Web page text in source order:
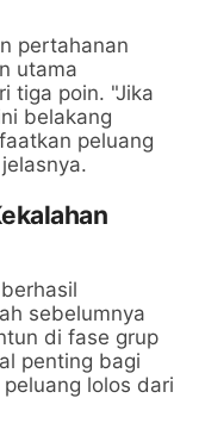
pertahanan
utama
tiga poin. "Jika
belakang
peluang
sebelumnya
di fase grup
penting bagi
lolos dari